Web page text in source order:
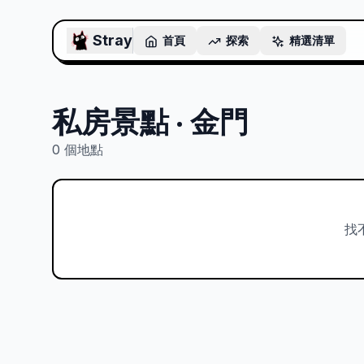
Stray 首頁 探索 精選清單
私房景點 · 金門
0 個地點
找